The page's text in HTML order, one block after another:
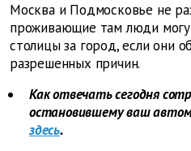
Москва и Подмосковье не
проживающие там люди
столицы за город, если они
разрешенных причин.
Как отвечать сегодня
остановившему ваш
здесь.